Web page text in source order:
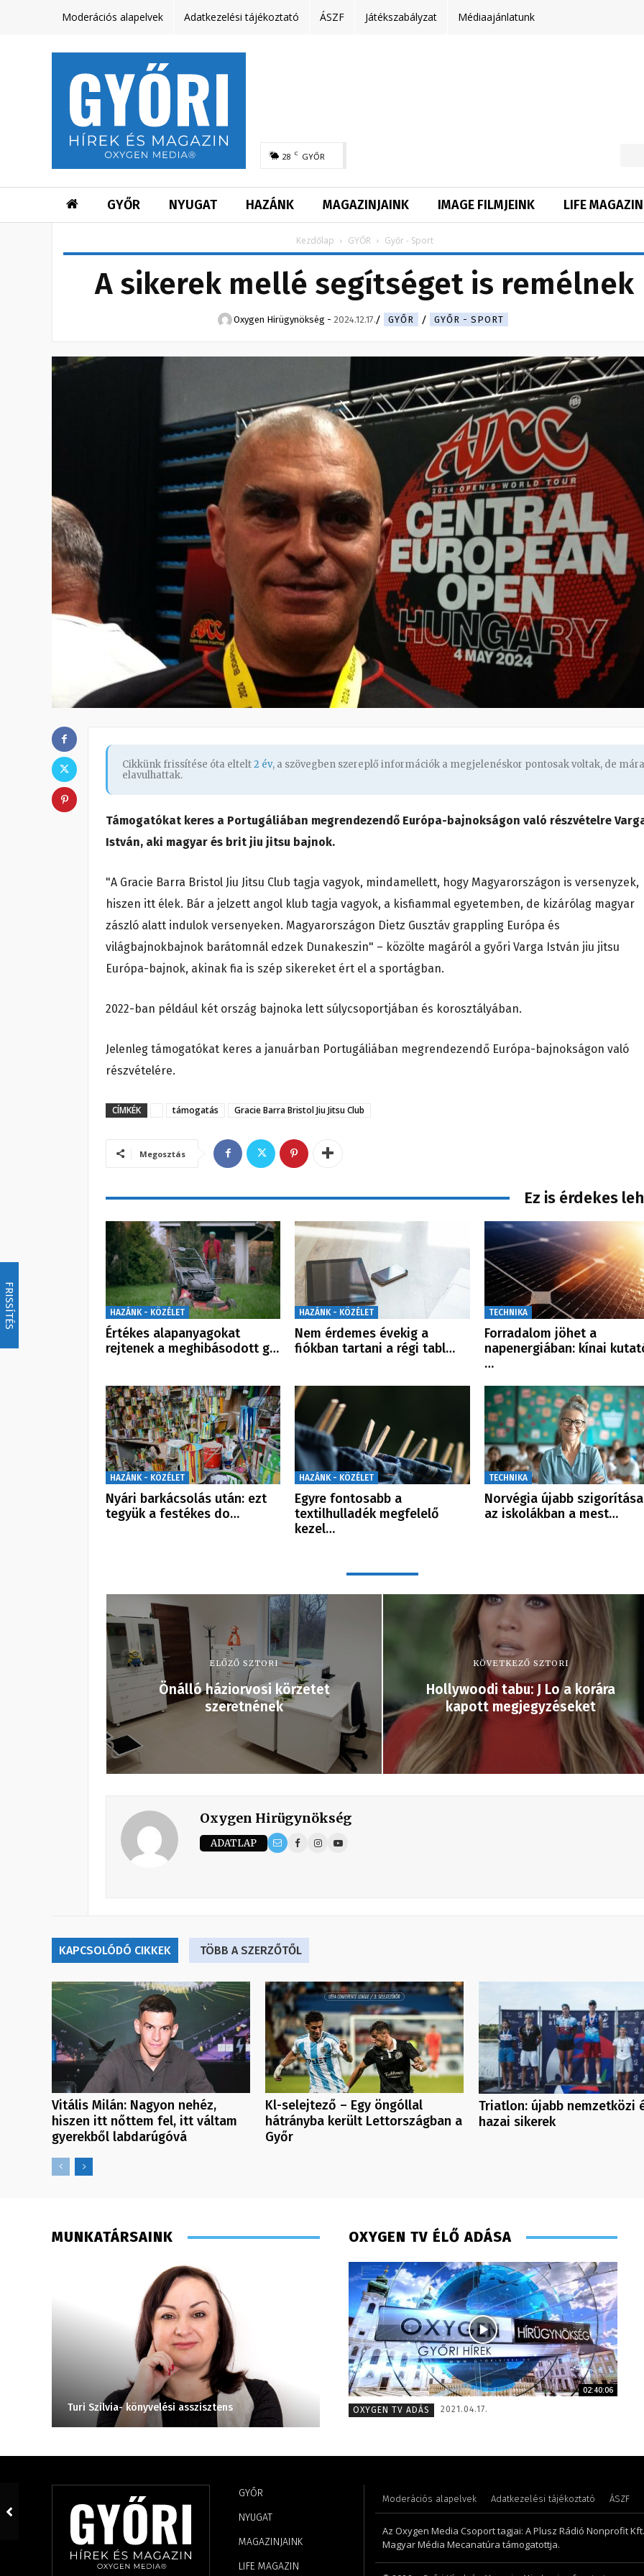
FRISSÍTÉS
Moderációs alapelvek Adatkezelési tájékoztató ÁSZF Játékszabályzat Médiaajánlatunk
28 C GYŐR
GYŐR NYUGAT HAZÁNK MAGAZINJAINK IMAGE FILMJEINK LIFE MAGAZIN
Kezdőlap GYŐR Győr - Sport
A sikerek mellé segítséget is remélnek
Oxygen Hirügynökség - 2024.12.17. GYŐR GYŐR - SPORT
Cikkünk frissítése óta eltelt2 év, a szövegben szereplő információk a megjelenéskor pontosak voltak, de mára
elavulhattak.
Támogatókat keres a Portugáliában megrendezendő Európa-bajnokságon való részvételre
István, aki magyar és brit jiu jitsu bajnok.
"A Gracie Barra Bristol Jiu Jitsu Club tagja vagyok, mindamellett, hogy Magyarországon is versenyzek,
hiszen itt élek. Bár a jelzett angol klub tagja vagyok, a kisfiammal egyetemben, de kizárólag magyar
zászló alatt indulok versenyeken. Magyarországon Dietz Gusztáv grappling Európa és
világbajnokbajnok barátomnál edzek Dunakeszin" – közölte magáról a győri Varga István jiu jitsu
Európa-bajnok, akinak fia is szép sikereket ért el a sportágban.
2022-ban például két ország bajnoka lett súlycsoportjában és korosztályában.
Jelenleg támogatókat keres a januárban Portugáliában megrendezendő Európa-bajnokságon való
részvételére.
CÍMKÉK támogatás Gracie Barra Bristol Jiu Jitsu Club
Megosztás
Ez is érdekes
HAZÁNK - KÖZÉLET
Értékes alapanyagokat
rejtenek a meghibásodott g…
HAZÁNK - KÖZÉLET
Nem érdemes évekig a
fiókban tartani a régi tabl…
TECHNIKA
Forradalom jöhet a
napenergiában: kínai
…
HAZÁNK - KÖZÉLET
Nyári barkácsolás után: ezt
tegyük a festékes do…
HAZÁNK - KÖZÉLET
Egyre fontosabb a
textilhulladék megfelelő
kezel…
TECHNIKA
Norvégia újabb
az iskolákban a mest…
ELŐZŐ SZTORI
Önálló háziorvosi körzetet
szeretnének
KÖVETKEZŐ SZTORI
Hollywoodi tabu: J Lo a korára
kapott megjegyzéseket
Oxygen Hirügynökség
ADATLAP
KAPCSOLÓDÓ CIKKEK TÖBB A SZERZŐTŐL
Vitális Milán: Nagyon nehéz,
hiszen itt nőttem fel, itt váltam
gyerekből labdarúgóvá
Kl-selejtező – Egy öngóllal
hátrányba került Lettországban a
Győr
Triatlon: újabb nemzetközi
hazai sikerek
MUNKATÁRSAINK
Turi Szilvia- könyvelési asszisztens Molek Csongor – műsorvezető – 2020
OXYGEN TV ÉLŐ ADÁSA
02:40:06
OXYGEN TV ADÁS
2021.04.17.
GYŐR
NYUGAT
MAGAZINJAINK
LIFE MAGAZIN
Moderációs alapelvek Adatkezelési tájékoztató ÁSZF
Az Oxygen Media Csoport tagjai: A Plusz Rádió Nonprofit
Magyar Média Mecanatúra támogatottja.